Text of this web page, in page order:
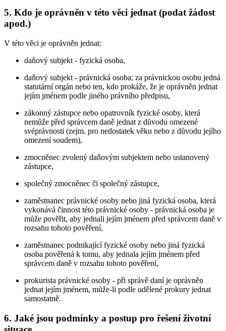
5. Kdo je oprávněn v této věci jednat (podat žádost
apod.)
V této věci je oprávněn jednat:
daňový subjekt - fyzická osoba,
daňový subjekt - právnická osoba; za právnickou osobu jedná
statutární orgán nebo ten, kdo prokáže, že je oprávněn jednat
jejím jménem podle jiného právního předpisu,
zákonný zástupce nebo opatrovník fyzické osoby, která
nemůže před správcem daně jednat z důvodu omezené
svéprávnosti (zejm. pro nedostatek věku nebo z důvodu jejího
omezení soudem),
zmocněnec zvolený daňovým subjektem nebo ustanovený
zástupce,
společný zmocněnec či společný zástupce,
zaměstnanec právnické osoby nebo jiná fyzická osoba, která
vykonává činnost této právnické osoby - právnická osoba je
může pověřit, aby jednali jejím jménem před správcem daně v
rozsahu tohoto pověření,
zaměstnanec podnikající fyzické osoby nebo jiná fyzická
osoba pověřená k tomu, aby jednala jejím jménem před
správcem daně v rozsahu tohoto pověření,
prokurista právnické osoby - při správě daní je oprávněn
jednat jejím jménem, může-li podle udělené prokury jednat
samostatně.
6. Jaké jsou podmínky a postup pro řešení životní